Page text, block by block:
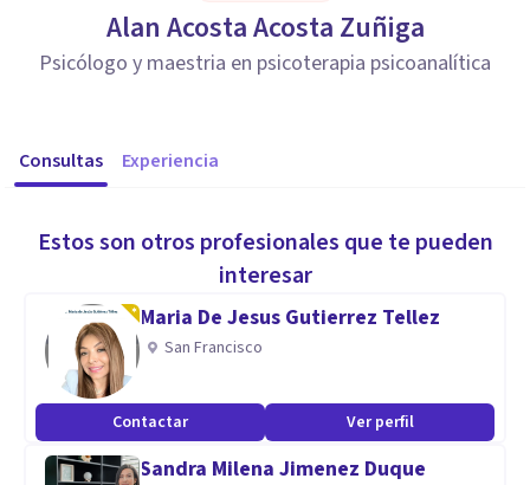
Alan Acosta Acosta Zuñiga
Psicólogo y maestria en psicoterapia psicoanalítica
Consultas Experiencia
Estos son otros profesionales que te pueden
interesar
Maria De Jesus Gutierrez Tellez
San Francisco
Contactar Ver perfil
Sandra Milena Jimenez Duque